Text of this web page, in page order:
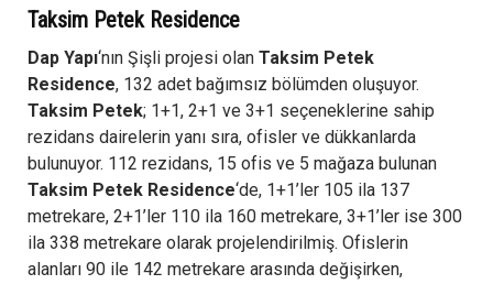
Taksim Petek Residence
Dap Yapı‘nın Şişli projesi olan Taksim Petek
Residence, 132 adet bağımsız bölümden oluşuyor.
Taksim Petek; 1+1, 2+1 ve 3+1 seçeneklerine sahip
rezidans dairelerin yanı sıra, ofisler ve dükkanlarda
bulunuyor. 112 rezidans, 15 ofis ve 5 mağaza bulunan
Taksim Petek Residence‘de, 1+1’ler 105 ila 137
metrekare, 2+1’ler 110 ila 160 metrekare, 3+1’ler ise 300
ila 338 metrekare olarak projelendirilmiş. Ofislerin
alanları 90 ile 142 metrekare arasında değişirken,